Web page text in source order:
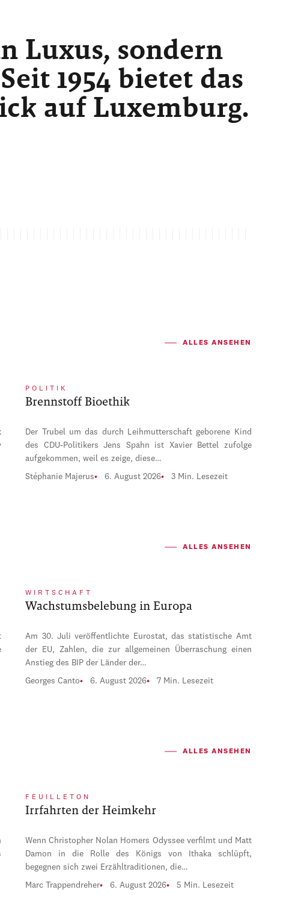
Luxus, sondern
1954 bietet das
auf Luxemburg.
ALLES ANSEHEN
POLITIK
Brennstoff Bioethik
Der Trubel um das durch Leihmutterschaft geborene Kind
des CDU-Politikers Jens Spahn ist Xavier Bettel zufolge
aufgekommen, weil es zeige, diese…
Stéphanie Majerus 6. August 2026 3 Min. Lesezeit
ALLES ANSEHEN
WIRTSCHAFT
Wachstumsbelebung in Europa
Am 30. Juli veröffentlichte Eurostat, das statistische Amt
der EU, Zahlen, die zur allgemeinen Überraschung einen
Anstieg des BIP der Länder der…
Georges Canto 6. August 2026 7 Min. Lesezeit
ALLES ANSEHEN
FEUILLETON
Irrfahrten der Heimkehr
Wenn Christopher Nolan Homers Odyssee verfilmt und Matt
Damon in die Rolle des Königs von Ithaka schlüpft,
begegnen sich zwei Erzähltraditionen, die…
Marc Trappendreher 6. August 2026 5 Min. Lesezeit